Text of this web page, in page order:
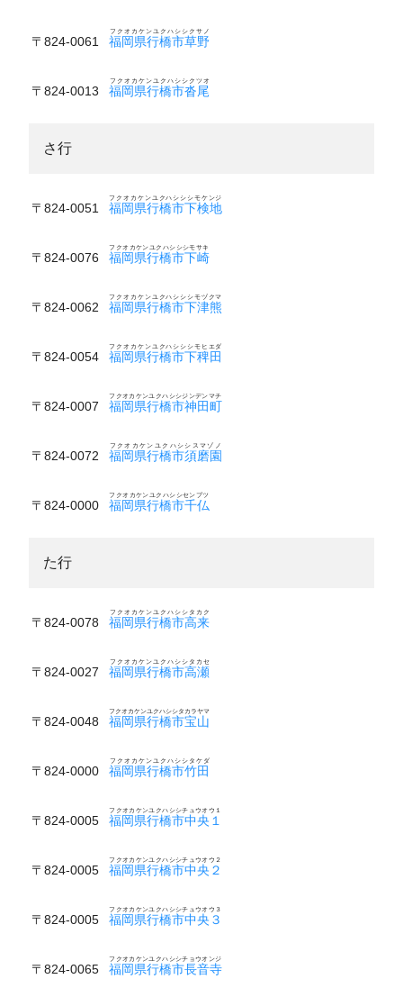
〒824-0061 福岡県行橋市草野
フクオカケンユクハシシクサノ
〒824-0013 福岡県行橋市沓尾
フクオカケンユクハシシクツオ
さ行
〒824-0051 福岡県行橋市下検地
フクオカケンユクハシシシモケンジ
〒824-0076 福岡県行橋市下崎
フクオカケンユクハシシシモサキ
〒824-0062 福岡県行橋市下津熊
フクオカケンユクハシシシモヅクマ
〒824-0054 福岡県行橋市下稗田
フクオカケンユクハシシシモヒエダ
〒824-0007 福岡県行橋市神田町
フクオカケンユクハシシジンデンマチ
〒824-0072 福岡県行橋市須磨園
フクオカケンユクハシシスマゾノ
〒824-0000 福岡県行橋市千仏
フクオカケンユクハシシセンブツ
た行
〒824-0078 福岡県行橋市高来
フクオカケンユクハシシタカク
〒824-0027 福岡県行橋市高瀬
フクオカケンユクハシシタカセ
〒824-0048 福岡県行橋市宝山
フクオカケンユクハシシタカラヤマ
〒824-0000 福岡県行橋市竹田
フクオカケンユクハシシタケダ
〒824-0005 福岡県行橋市中央１
フクオカケンユクハシシチュウオウ１
〒824-0005 福岡県行橋市中央２
フクオカケンユクハシシチュウオウ２
〒824-0005 福岡県行橋市中央３
フクオカケンユクハシシチュウオウ３
〒824-0065 福岡県行橋市長音寺
フクオカケンユクハシシチョウオンジ